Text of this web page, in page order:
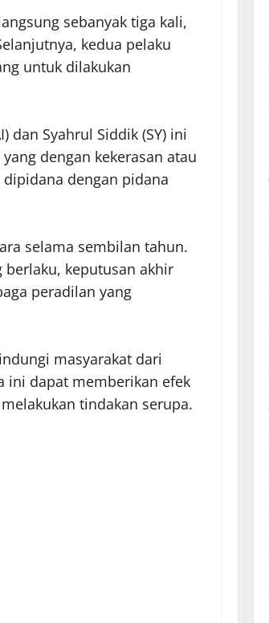
sebanyak tiga kali,
kedua pelaku
untuk dilakukan
dan Syahrul Siddik (SY) ini
dengan kekerasan atau
dengan pidana
selama sembilan tahun.
keputusan akhir
peradilan yang
masyarakat dari
ini dapat memberikan efek
tindakan serupa.